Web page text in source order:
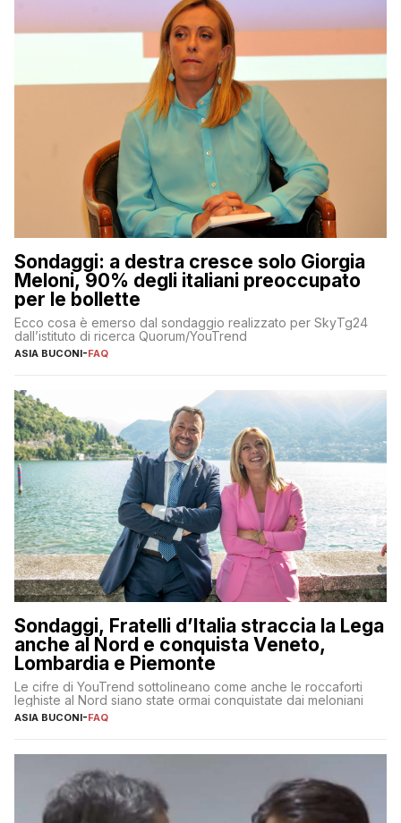
Sondaggi: a destra cresce solo Giorgia
Meloni, 90% degli italiani preoccupato
per le bollette
Ecco cosa è emerso dal sondaggio realizzato per SkyTg24
dall’istituto di ricerca Quorum/YouTrend
ASIA BUCONI-FAQ
Sondaggi, Fratelli d’Italia straccia la Lega
anche al Nord e conquista Veneto,
Lombardia e Piemonte
Le cifre di YouTrend sottolineano come anche le roccaforti
leghiste al Nord siano state ormai conquistate dai meloniani
ASIA BUCONI-FAQ